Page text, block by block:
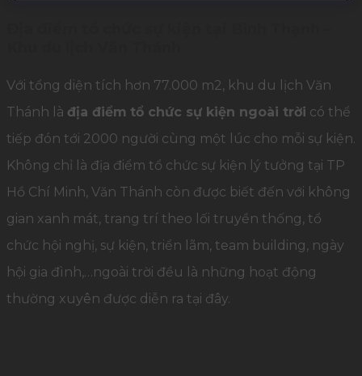
Với tổng diện tích hơn 77.000 m2, khu du lịch Văn
Thánh là địa điểm tổ chức sự kiện ngoài trời có thể
tiếp đón tới 2000 người cùng một lúc cho mỗi sự kiện.
Không chỉ là địa điểm tổ chức sự kiện lý tưởng tại TP
Hồ Chí Minh, Văn Thánh còn được biết đến với không
gian xanh mát, trang trí theo lối truyền thống, tổ
chức hội nghị, sự kiện, triển lãm, team building, ngày
hội gia đình,…ngoài trời đều là những hoạt động
thường xuyên được diễn ra tại đây.